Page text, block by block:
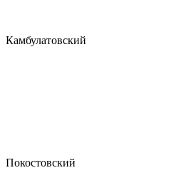
Камбулатовский
Покостовский